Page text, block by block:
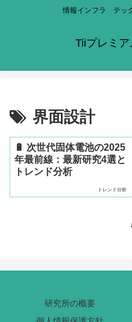
情報インフラ テッ
Tiiプレミア
界面設計
🔋 次世代固体電池の2025
年最前線：最新研究4選と
トレンド分析
トレンド分析
研究所の概要